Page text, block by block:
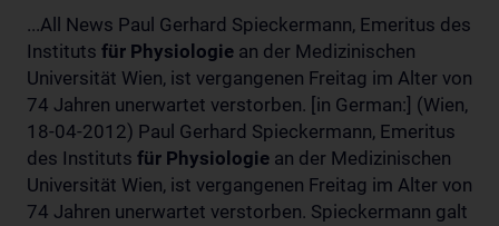
...All News Paul Gerhard Spieckermann, Emeritus des
Instituts für Physiologie an der Medizinischen
Universität Wien, ist vergangenen Freitag im Alter von
74 Jahren unerwartet verstorben. [in German:] (Wien,
18-04-2012) Paul Gerhard Spieckermann, Emeritus
des Instituts für Physiologie an der Medizinischen
Universität Wien, ist vergangenen Freitag im Alter von
74 Jahren unerwartet verstorben. Spieckermann galt